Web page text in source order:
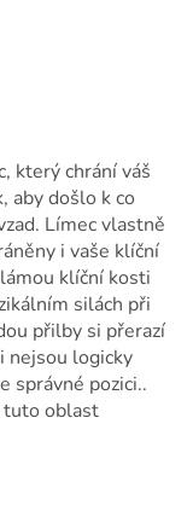
který chrání váš
aby došlo k co
Límec vlastně
i vaše klíční
klíční kosti
silách při
přilby si přerazí
nejsou logicky
správné pozici..
tuto oblast